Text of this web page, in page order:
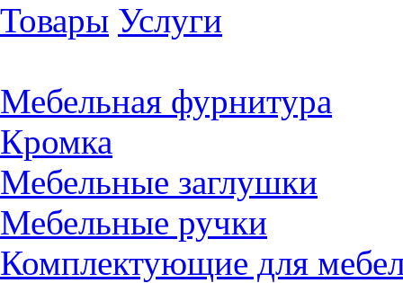
Товары Услуги
Мебельная фурнитура
Кромка
Мебельные заглушки
Мебельные ручки
Комплектующие для